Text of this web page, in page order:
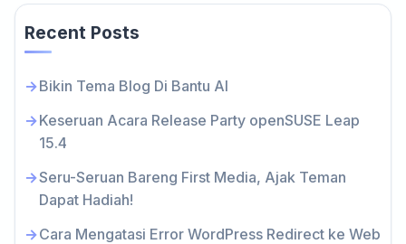
Recent Posts
Bikin Tema Blog Di Bantu AI
Keseruan Acara Release Party openSUSE Leap
15.4
Seru-Seruan Bareng First Media, Ajak Teman
Dapat Hadiah!
Cara Mengatasi Error WordPress Redirect ke Web